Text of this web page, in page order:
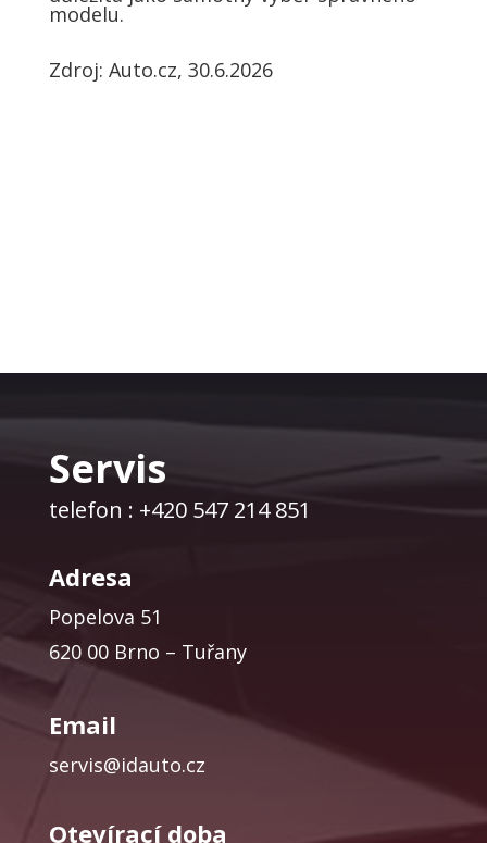
modelu.
Zdroj: Auto.cz, 30.6.2026
Servis
telefon : +420 547 214 851
Adresa
Popelova 51
620 00 Brno – Tuřany
Email
servis@idauto.cz
Otevírací doba